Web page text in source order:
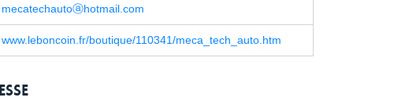
mecatechautoⓐhotmail.com
www.leboncoin.fr/boutique/110341/meca_tech_auto.htm